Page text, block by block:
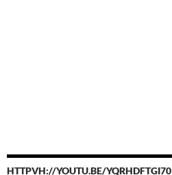
HTTPVH://YOUTU.BE/YQRHDFTGI70